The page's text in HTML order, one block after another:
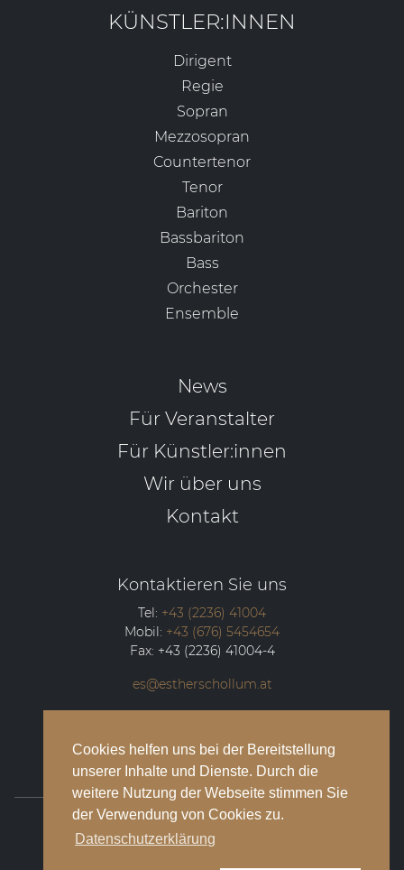
Cookies helfen uns bei der Bereitstellung
unserer Inhalte und Dienste. Durch die
weitere Nutzung der Webseite stimmen Sie
der Verwendung von Cookies zu.
Datenschutzerklärung
KÜNSTLER:INNEN
Dirigent
Regie
Sopran
Mezzosopran
Countertenor
Tenor
Bariton
Bassbariton
Bass
Orchester
Ensemble
News
Für Veranstalter
Für Künstler:innen
Wir über uns
Kontakt
Kontaktieren Sie uns
Tel: +43 (2236) 41004
Mobil: +43 (676) 5454654
Fax: +43 (2236) 41004-4
es@estherschollum.at
2340 Mödling